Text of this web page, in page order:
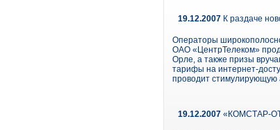
19.12.2007 К раздаче
Операторы
ОАО «ЦентрТелеком»
Орле, а также призы
тарифы на интернет-
проводит стимулирующую
19.12.2007 «КОМСТАР-